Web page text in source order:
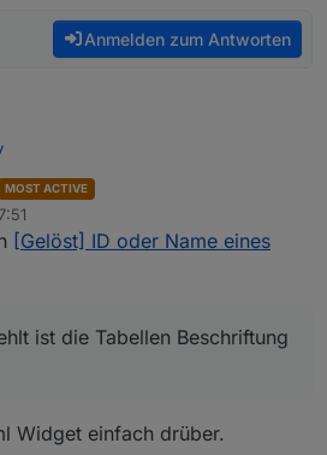
Anmelden zum Antworten
gut aus Danke,
was fehlt ist die Tabellen
: Name, IP, Status
man auch nicht unbedingt ist ja
MOST ACTIVE
[Gelöst] ID oder Name eines
ist die Tabellen Beschriftung
Widget einfach drüber.